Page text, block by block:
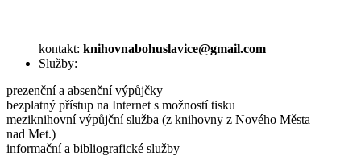
kontakt: knihovnabohuslavice@gmail.com
Služby:
prezenční a absenční výpůjčky
bezplatný přístup na Internet s možností tisku
meziknihovní výpůjční služba (z knihovny z Nového Města
nad Met.)
informační a bibliografické služby